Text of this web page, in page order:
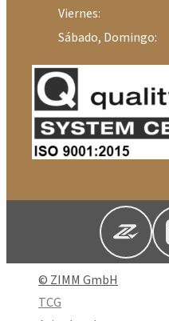
Viernes:
Sábado, Domingo:
© ZIMM GmbH
TCG